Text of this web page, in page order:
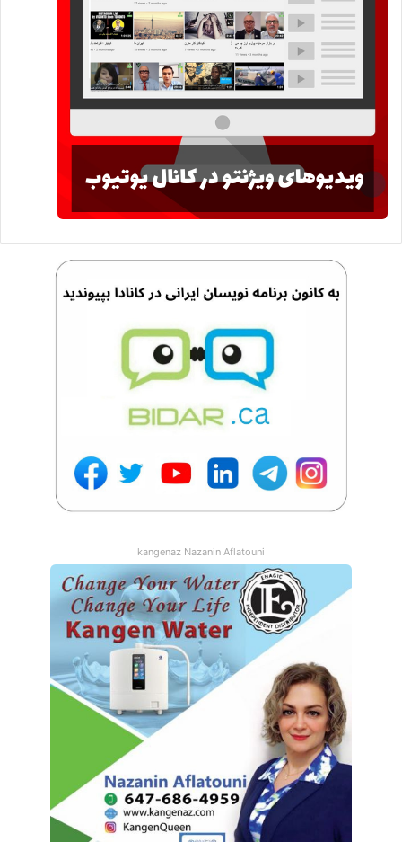
WV155 شماره ۱۵۵ مجتبی قیصر
kangenaz Nazanin Aflatouni